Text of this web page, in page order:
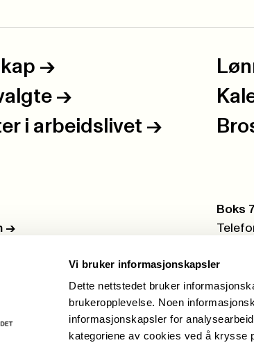
Vi bruker informasjonskapsler
Dette nettstedet bruker
brukeropplevelse. Noen
informasjonskapsler for
kategoriene av cookies ved å krysse
->
->
i arbeidslivet ->
->
Boks